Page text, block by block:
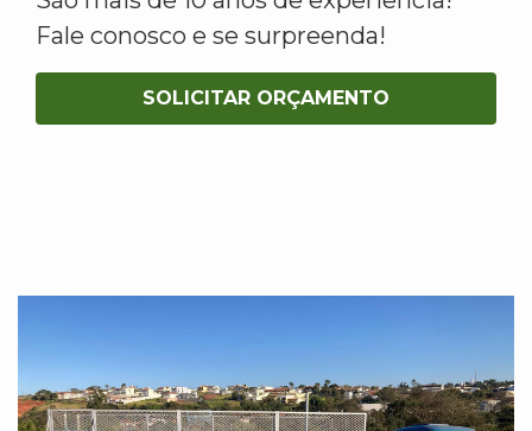
Fale conosco e se surpreenda!
SOLICITAR ORÇAMENTO